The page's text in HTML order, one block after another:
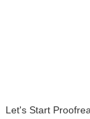
Let's Start